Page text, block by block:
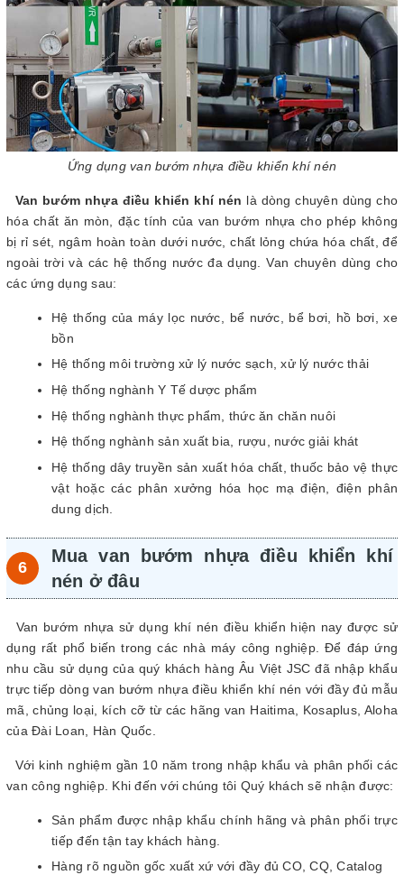
Ứng dụng van bướm nhựa điều khiển khí nén
Van bướm nhựa điều khiển khí nén là dòng chuyên dùng cho
hóa chất ăn mòn, đặc tính của van bướm nhựa cho phép không
bị rỉ sét, ngâm hoàn toàn dưới nước, chất lỏng chứa hóa chất, để
ngoài trời và các hệ thống nước đa dụng. Van chuyên dùng cho
các ứng dụng sau:
Hệ thống của máy lọc nước, bể nước, bể bơi, hồ bơi, xe
bồn
Hệ thống môi trường xử lý nước sạch, xử lý nước thải
Hệ thống nghành Y Tế dược phẩm
Hệ thống nghành thực phẩm, thức ăn chăn nuôi
Hệ thống nghành sản xuất bia, rượu, nước giải khát
Hệ thống dây truyền sản xuất hóa chất, thuốc bảo vệ thực
vật hoặc các phân xưởng hóa học mạ điện, điện phân
dung dịch.
Mua van bướm nhựa điều khiển khí
nén ở đâu
Van bướm nhựa sử dụng khí nén điều khiển hiện nay được sử
dụng rất phổ biến trong các nhà máy công nghiệp. Để đáp ứng
nhu cầu sử dụng của quý khách hàng Âu Việt JSC đã nhập khẩu
trực tiếp dòng van bướm nhựa điều khiển khí nén với đầy đủ mẫu
mã, chủng loại, kích cỡ từ các hãng van Haitima, Kosaplus, Aloha
của Đài Loan, Hàn Quốc.
Với kinh nghiệm gần 10 năm trong nhập khẩu và phân phối các
van công nghiệp. Khi đến với chúng tôi Quý khách sẽ nhận được:
Sản phẩm được nhập khẩu chính hãng và phân phối trực
tiếp đến tận tay khách hàng.
Hàng rõ nguồn gốc xuất xứ với đầy đủ CO, CQ, Catalog